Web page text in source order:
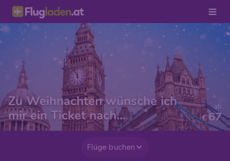
Zu Weihnachten wünsche ich
mir ein Ticket nach...
€67
ab
Flüge buchen